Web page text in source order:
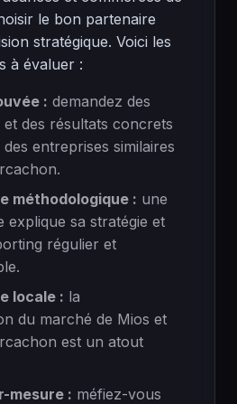
le bon partenaire
stratégique. Voici les
à évaluer :
: demandez des
et des résultats concrets
entreprises similaires
méthodologique : une
explique sa stratégie et
régulier et
locale : la
du marché de Mios et
est un atout
mesure : méfiez-vous